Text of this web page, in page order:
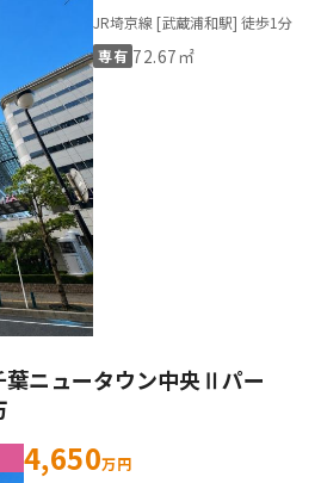
JR埼京線 [武蔵浦和駅] 徒歩1分
専有 72.67㎡
葉ニュータウン中央Ⅱパー
4,650万円